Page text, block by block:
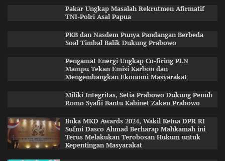
Pakar Ungkap Masalah Rekrutmen Afirmatif
TNI-Polri Asal Papua
PKB dan Nasdem Punya Pandangan Berbeda
Soal Timbal Balik Dukung Prabowo
Pengamat Energi Ungkap Co-firing PLN
Mampu Tekan Emisi Karbon dan
Mengembangkan Ekonomi Masyarakat
Miliki Integritas, Setia Prabowo Dukung Penuh
Romo Syafii Bantu Kabinet Zaken Prabowo
Buka MKD Awards 2024, Wakil Ketua DPR RI
Sufmi Dasco Ahmad Berharap Mahkamah ini
Terus Melakukan Terobosan Hukum untuk
Kepentingan Masyarakat